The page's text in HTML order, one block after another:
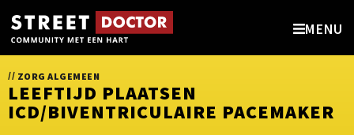
MENU
// ZORG ALGEMEEN
LEEFTIJD PLAATSEN
ICD/BIVENTRICULAIRE PACEMAKER